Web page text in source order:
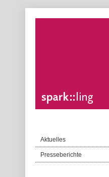
Aktuelles
Presseberichte